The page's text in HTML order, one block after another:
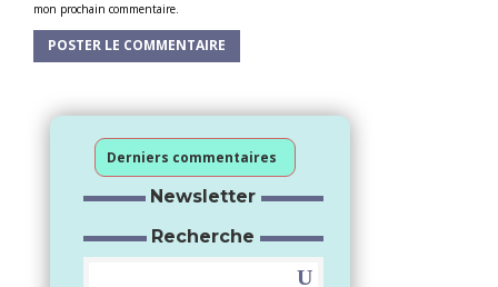
mon prochain commentaire.
Derniers commentaires
Newsletter
Recherche